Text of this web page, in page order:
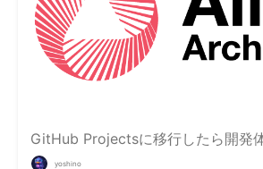
GitHub Projectsに移行したら開発
yoshino